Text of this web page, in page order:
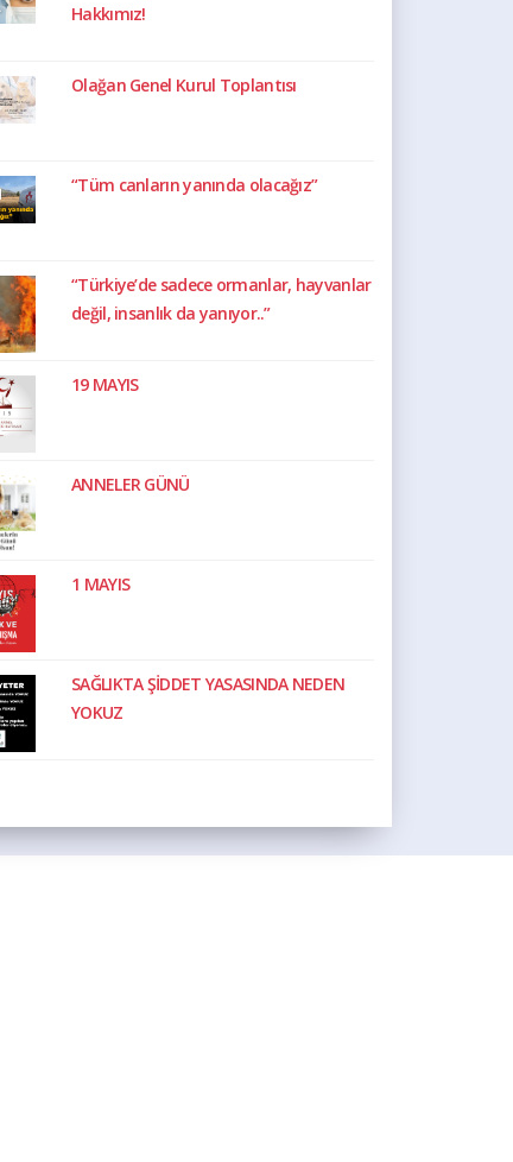
Hakkımız!
Olağan Genel Kurul Toplantısı
“Tüm canların yanında olacağız”
“Türkiye’de sadece ormanlar, hayvanlar
değil, insanlık da yanıyor..”
19 MAYIS
ANNELER GÜNÜ
1 MAYIS
SAĞLIKTA ŞİDDET YASASINDA NEDEN
YOKUZ